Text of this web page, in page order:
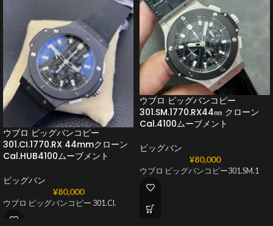
ウブロ ビッグバンコピー
301.CI.1770.RX 44mmクローン
Cal.HUB4100ムーブメント
ビッグバン
¥80,000
ウブロ ビッグバンコピー 301.CI.
ウブロ ビッグバンコピー
301.SM.1770.RX44㎜ クローン
Cal.4100ムーブメント
ビッグバン
¥80,000
ウブロ ビッグバンコピー301.SM.1